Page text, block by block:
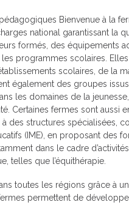
pédagogiques Bienvenue à la
national garantissant la
formés, des équipements
programmes scolaires.
scolaires, de la
également des groupes issus
les domaines de la
Certaines fermes sont aussi
à des structures spécialisées,
(IME), en proposant des
dans le cadre
telles que l’équithérapie.
toutes les régions grâce à
permettent de